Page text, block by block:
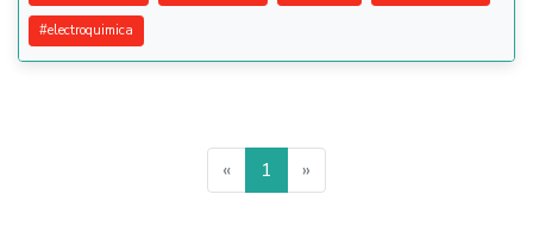
#electroquimica
« 1 »